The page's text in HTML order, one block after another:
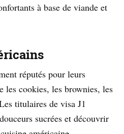
à base de viande et
réputés pour leurs
les cookies, les brownies, les
titulaires de visa J1
sucrées et découvrir